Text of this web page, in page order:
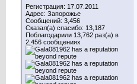
Регистрация: 17.07.2011
Адрес: Запорожье
Сообщений: 3,456
Сказал(а) спасибо: 13,187
Поблагодарили 13,762 раз(а) в
2,456 сообщениях